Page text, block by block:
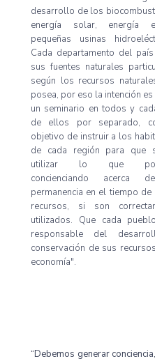
desarrollo de los
energía solar, energía
pequeñas usinas
Cada departamento del
sus fuentes naturales
según los recursos
posea, por eso la intención es
un seminario en todos y
de ellos por separado,
objetivo de instruir a los
de cada región para que
utilizar lo que
concienciando acerca
permanencia en el tiempo de
recursos, si son
utilizados. Que cada
responsable del
conservación de sus
economía".
“Debemos generar